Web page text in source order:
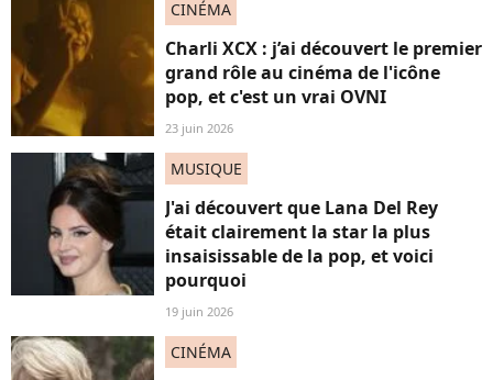
CINÉMA
Charli XCX : j’ai découvert le premier
grand rôle au cinéma de l'icône
pop, et c'est un vrai OVNI
23 juin 2026
MUSIQUE
J'ai découvert que Lana Del Rey
était clairement la star la plus
insaisissable de la pop, et voici
pourquoi
19 juin 2026
CINÉMA